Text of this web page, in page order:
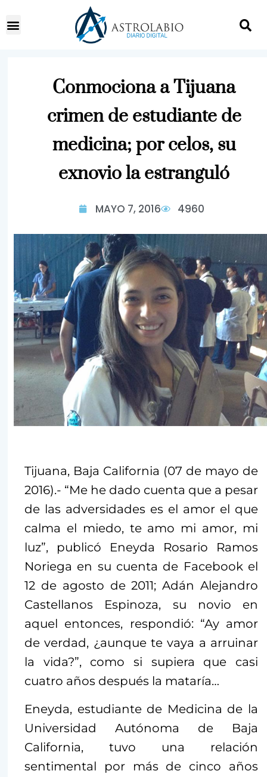
Conmociona a Tijuana
crimen de estudiante de
medicina; por celos, su
exnovio la estranguló
MAYO 7, 2016 4960
Tijuana, Baja California (07 de mayo de
2016).- “Me he dado cuenta que a pesar
de las adversidades es el amor el que
calma el miedo, te amo mi amor, mi
luz”, publicó Eneyda Rosario Ramos
Noriega en su cuenta de Facebook el
12 de agosto de 2011; Adán Alejandro
Castellanos Espinoza, su novio en
aquel entonces, respondió: “Ay amor
de verdad, ¿aunque te vaya a arruinar
la vida?”, como si supiera que casi
cuatro años después la mataría…
Eneyda, estudiante de Medicina de la
Universidad Autónoma de Baja
California, tuvo una relación
sentimental por más de cinco años